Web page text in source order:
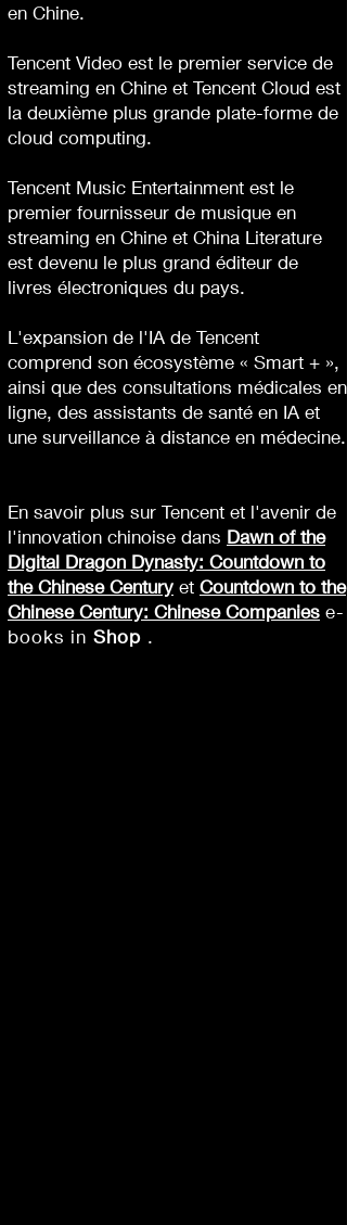
en Chine.
Tencent Video est le premier service de
streaming en Chine et Tencent Cloud est
la deuxième plus grande plate-forme de
cloud computing.
Tencent Music Entertainment est le
premier fournisseur de musique en
streaming en Chine et China Literature
est devenu le plus grand éditeur de
livres électroniques du pays.
L'expansion de l'IA de Tencent
comprend son écosystème « Smart + »,
ainsi que des consultations médicales en
ligne, des assistants de santé en IA et
une surveillance à distance en médecine.
En savoir plus sur Tencent et l'avenir de
l'innovation chinoise dans Dawn of the
Digital Dragon Dynasty: Countdown to
the Chinese Century et Countdown to the
Chinese Century: Chinese Companies e-
books inShop.